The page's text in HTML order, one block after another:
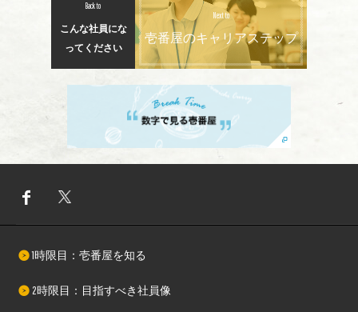
Back to
こんな社員にな
ってください
Next to
壱番屋のキャリアステップ
1時限目： 壱番屋を知る
2時限目： 目指すべき社員像